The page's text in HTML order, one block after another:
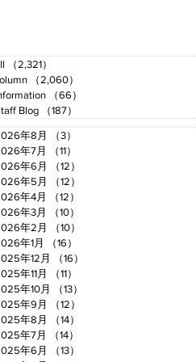
（2,321）
（2,060）
（66）
Blog
（187）
年8月 （3）
年7月
（11）
年6月
（12）
年5月
（12）
年4月
（12）
年3月
（10）
年2月
（10）
年1月
（16）
年12月
（16）
年11月
（11）
年10月
（13）
年9月
（12）
年8月
（14）
年7月
（14）
年6月
（13）